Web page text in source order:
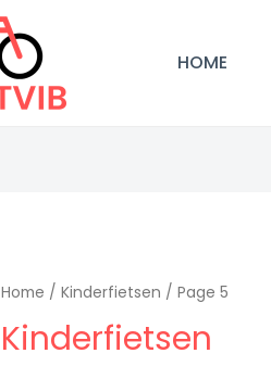
HOME
Home /Kinderfietsen / Page 5
Kinderfietsen